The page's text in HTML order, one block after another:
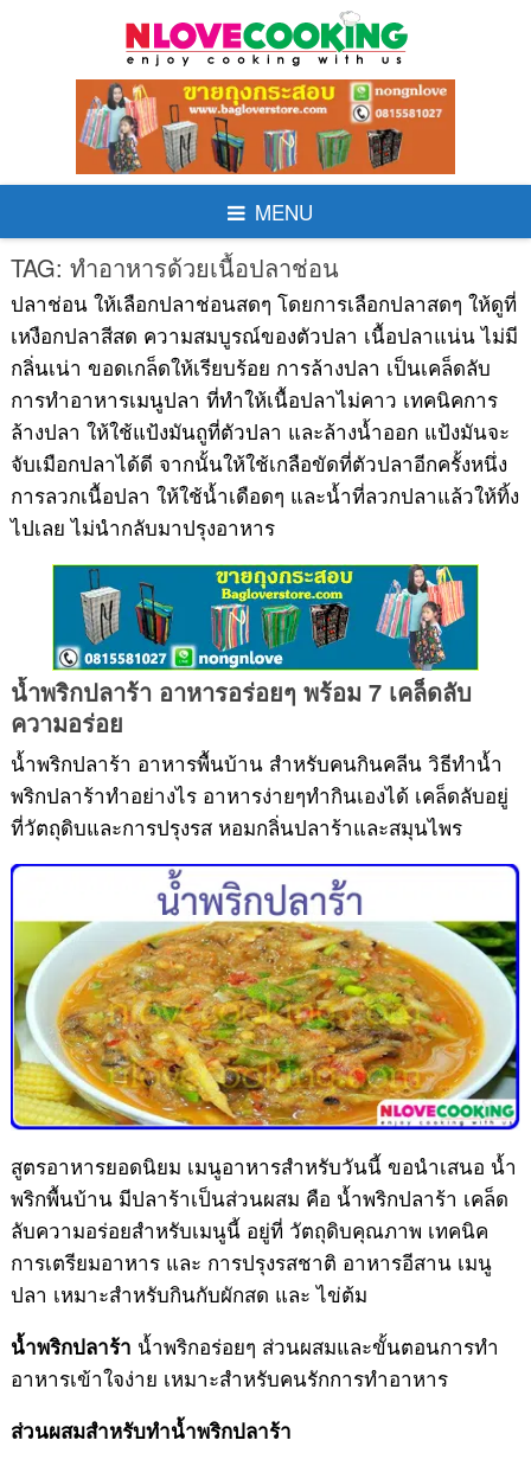
MENU
TAG: ทำอาหารด้วยเนื้อปลาช่อน
ปลาช่อน ให้เลือกปลาช่อนสดๆ โดยการเลือกปลาสดๆ ให้ดูที่
เหงือกปลาสีสด ความสมบูรณ์ของตัวปลา เนื้อปลาแน่น ไม่มี
กลิ่นเน่า ขอดเกล็ดให้เรียบร้อย การล้างปลา เป็นเคล็ดลับ
การทำอาหารเมนูปลา ที่ทำให้เนื้อปลาไม่คาว เทคนิคการ
ล้างปลา ให้ใช้แป้งมันถูที่ตัวปลา และล้างน้ำออก แป้งมันจะ
จับเมือกปลาได้ดี จากนั้นให้ใช้เกลือขัดที่ตัวปลาอีกครั้งหนึ่ง
การลวกเนื้อปลา ให้ใช้น้ำเดือดๆ และน้ำที่ลวกปลาแล้วให้ทิ้ง
ไปเลย ไม่นำกลับมาปรุงอาหาร
น้ำพริก
น้ำพริกปลาร้า อาหารอร่อยๆ พร้อม 7 เคล็ดลับ
ความอร่อย
น้ำพริกปลาร้า อาหารพื้นบ้าน สำหรับคนกินคลีน วิธีทำน้ำ
พริกปลาร้าทำอย่างไร อาหารง่ายๆทำกินเองได้ เคล็ดลับอยู่
ที่วัตถุดิบและการปรุงรส หอมกลิ่นปลาร้าและสมุนไพร
สูตรอาหารยอดนิยม เมนูอาหารสำหรับวันนี้ ขอนำเสนอ น้ำ
พริกพื้นบ้าน มีปลาร้าเป็นส่วนผสม คือ น้ำพริกปลาร้า เคล็ด
ลับความอร่อยสำหรับเมนูนี้ อยู่ที่ วัตถุดิบคุณภาพ เทคนิค
การเตรียมอาหาร และ การปรุงรสชาติ อาหารอีสาน เมนู
ปลา เหมาะสำหรับกินกับผักสด และ ไข่ต้ม
น้ำพริกปลาร้า น้ำพริกอร่อยๆ ส่วนผสมและขั้นตอนการทำ
อาหารเข้าใจง่าย เหมาะสำหรับคนรักการทำอาหาร
ส่วนผสมสำหรับทำน้ำพริกปลาร้า